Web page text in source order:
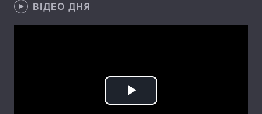
Інтерв'ю
ВІДЕО ДНЯ
Play